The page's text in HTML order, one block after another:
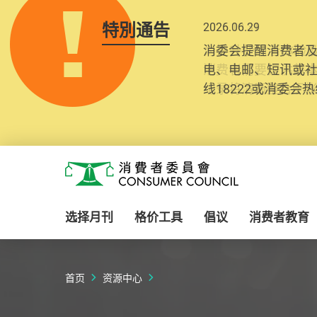
特別通告 2025.10.31
为提升使用者体验
消费者需要提供基
纪录将清晰整合于
消费者委员会
选择月刊 格价工具 倡议 消费者教育
首页 资源中心